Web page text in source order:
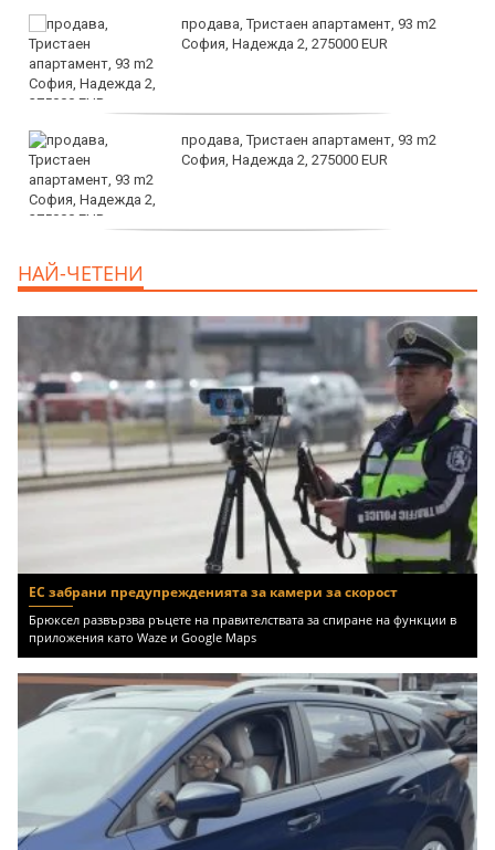
продава, Тристаен апартамент, 93 m2
София, Надежда 2, 275000 EUR
продава, Тристаен апартамент, 93 m2
София, Надежда 2, 275000 EUR
НАЙ-ЧЕТЕНИ
ЕС забрани предупрежденията за камери за скорост
Брюксел развързва ръцете на правителствата за спиране на функции в
приложения като Waze и Google Maps